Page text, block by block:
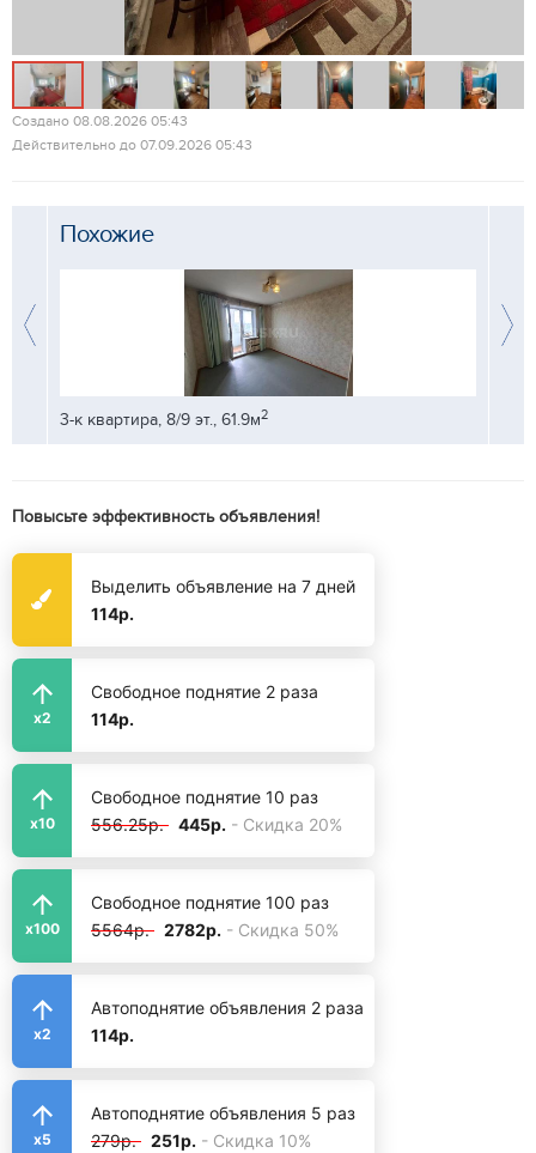
Создано 08.08.2026 05:43
Действительно до 07.09.2026 05:43
Похожие
3-к квартира, 8/9 эт., 61.9м2
Повысьте эффективность объявления!
Выделить объявление на 7 дней
114р.
x2
Свободное поднятие 2 раза
114р.
x10
Свободное поднятие 10 раз
556.25р. 445р. - Скидка 20%
x100
Свободное поднятие 100 раз
5564р. 2782р. - Скидка 50%
x2
Автоподнятие объявления 2 раза
114р.
x5
Автоподнятие объявления 5 раз
279р. 251р. - Скидка 10%